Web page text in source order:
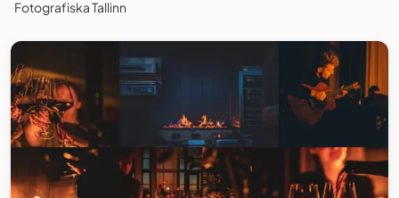
Fotografiska Tallinn